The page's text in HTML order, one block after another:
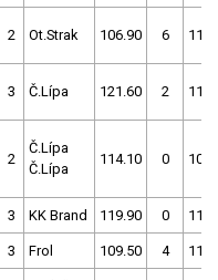
2 Ot.Strak 106.90 6
3 Č.Lípa 121.60 2
2
Č.Lípa
Č.Lípa
114.10 0
3 KK Brand 119.90 0
3 Frol 109.50 4